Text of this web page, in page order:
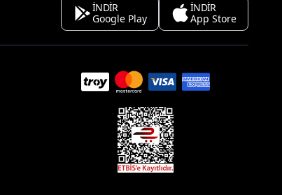
İNDİR
Google Play
İNDİR
App Store